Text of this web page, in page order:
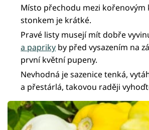
Místo přechodu mezi kořenovým
stonkem je krátké.
Pravé listy musejí mít dobře
a papriky by před vysazením na
první květní pupeny.
Nevhodná je sazenice tenká,
a přestárlá, takovou raději